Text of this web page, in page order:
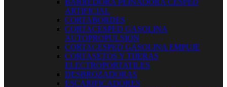
BARREDORA PEINADORA CESPED
ARTIFICIAL
CORTABORDES
CORTACESPED GASOLINA
AUTOPROPULSION
CORTACESPED GASOLINA EMPUJE
CORTASETOS Y TIJERAS
ELECTROPORTATILES
DESBROZADORAS
ESCARIFICADORES